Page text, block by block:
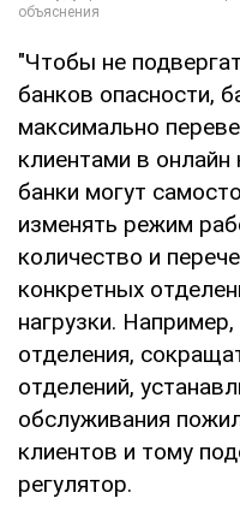
"Чтобы не
банков опасности,
максимально
клиентами в
банки могут
изменять режим
количество и
конкретных
нагрузки.
отделения,
отделений,
обслуживания
клиентов и тому
регулятор.